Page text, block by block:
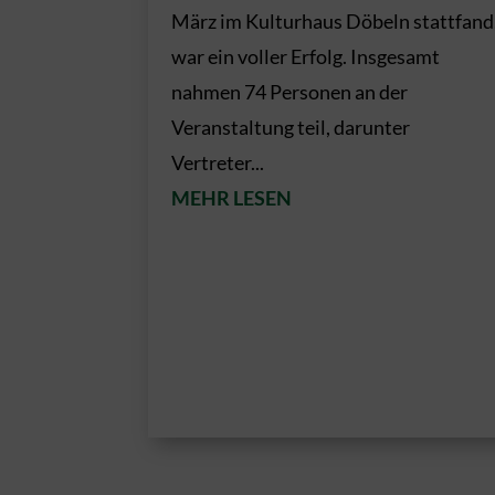
März im Kulturhaus Döbeln
war ein voller Erfolg. Insgesamt
nahmen 74 Personen an der
Veranstaltung teil, darunter
Vertreter...
MEHR LESEN